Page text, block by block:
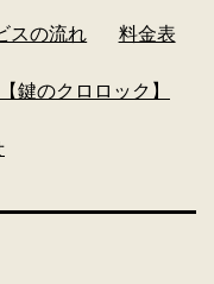
スの流れ 料金表
鍵のクロロック】